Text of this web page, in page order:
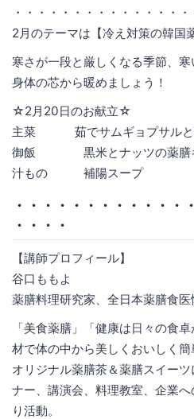
・・・・・・・・・・・・・・
2月のテーマは【冷え対策の韓国
寒さが一段と厳しくなる季節、
身体の芯から暖めましょう！
☆2月20日のお献立☆
主菜 茹でサムギョプサルと
御飯 黒米とナッツの薬膳
汁もの 補陽スープ
・・・・・・・・・・・・
・・・・
【講師プロフィール】
谷口ももよ
薬膳料理研究家、全日本薬膳食
「美食薬膳」「健康は日々の食
材で体の中から美しくおいしく
オリジナル薬膳茶＆薬膳スイー
ナー、講演会、料理教室、企業
り活動。